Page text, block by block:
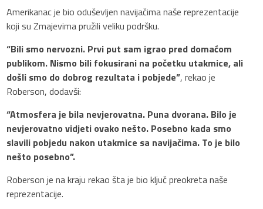
Amerikanac je bio oduševljen navijačima naše reprezentacije
koji su Zmajevima pružili veliku podršku.
“Bili smo nervozni. Prvi put sam igrao pred domaćom
publikom. Nismo bili fokusirani na početku utakmice, ali
došli smo do dobrog rezultata i pobjede”, rekao je
Roberson, dodavši:
“Atmosfera je bila nevjerovatna. Puna dvorana. Bilo je
nevjerovatno vidjeti ovako nešto. Posebno kada smo
slavili pobjedu nakon utakmice sa navijačima. To je bilo
nešto posebno”.
Roberson je na kraju rekao šta je bio ključ preokreta naše
reprezentacije.